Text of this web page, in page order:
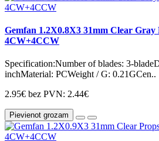
Gemfan 1.2X0.8X3 31mm Clear Gray
4CW+4CCW
Specification:Number of blades: 3-
inchMaterial: PCWeight / G: 0.21GCen..
2.95€ bez PVN: 2.44€
Pievienot grozam